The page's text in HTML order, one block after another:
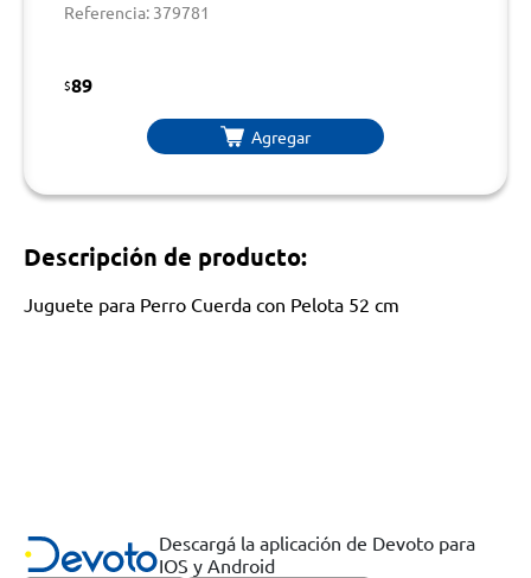
Referencia: 379781
$89
Agregar
Descripción de producto:
Juguete para Perro Cuerda con Pelota 52 cm
Descargá la aplicación de Devoto para
IOS y Android